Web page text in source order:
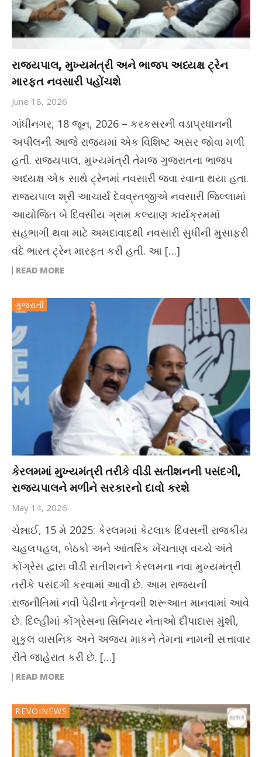
રાજ્યપાલ, મુખ્યમંત્રી અને ભાજપ અધ્યક્ષ ટ્રેન
મારફત નવસારી પહોંચશે
June 18, 2026
ગાંધીનગર, 18 જૂન, 2026 – કરકસરની વડાપ્રધાનની
અપીલની આજે રાજ્યમાં એક વિશિષ્ટ અસર જોવા મળી
હતી. રાજ્યપાલ, મુખ્યમંત્રી તેમજ ગુજરાતના ભાજપ
અધ્યક્ષ એક સાથે ટ્રેનમાં નવસારી જવા રવાના થયા હતા.
રાજ્યપાલ શ્રી આચાર્ય દેવવ્રતજીએ નવસારી જિલ્લામાં
આયોજિત બે દિવસીય ગ્રામ કલ્યાણ કાર્યક્રમમાં
સહભાગી થવા માટે અમદાવાદથી નવસારી સુધીની મુસાફરી
વંદે ભારત ટ્રેન મારફત કરી હતી. આ […]
READ MORE
ગુજરાતી
કેરલમમાં મુખ્યમંત્રી તરીકે વીડી સતીશનની પસંદગી,
રાજ્યપાલને મળીને સરકારનો દાવો કરશે
May 14, 2026
ચેન્નાઈ, 15 મે 2025: કેરલમમાં કેટલાક દિવસની રાજકીય
ચહલપહલ, બેઠકો અને આંતરિક ખેંચતાણ વચ્ચે અંતે
કોંગ્રેસ દ્વારા વીડી સતીશનને કેરલમના નવા મુખ્યમંત્રી
તરીકે પસંદગી કરવામાં આવી છે. આમ રાજ્યની
રાજનીતિમાં નવી પેઢીના નેતૃત્વની શરૂઆત માનવામાં આવે
છે. દિલ્હીમાં કોંગ્રેસના સિનિયર નેતાઓ દીપાદાસ મુંશી,
મુકુલ વાસનિક અને અજય માકને તેમના નામની સત્તાવાર
રીતે જાહેરાત કરી છે. […]
READ MORE
REVOINEWS